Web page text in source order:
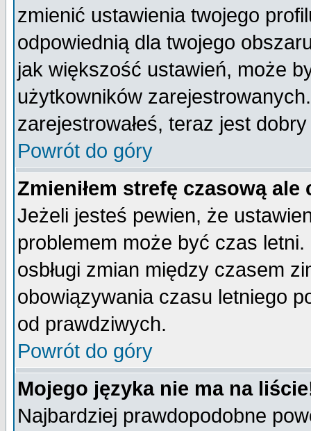
zmienić ustawienia twojego
odpowiednią dla twojego
jak większość ustawień, może
użytkowników
zarejestrowałeś, teraz jest
Powrót do góry
Zmieniłem strefę czasową
Jeżeli jesteś pewien, że
problemem może być czas
osbługi zmian między czasem
obowiązywania czasu letniego
od prawdziwych.
Powrót do góry
Mojego języka nie ma na
Najbardziej prawdopodobne